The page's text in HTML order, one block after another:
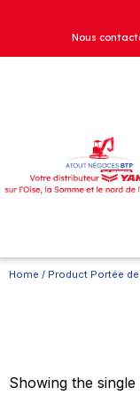
Nous
Home / Product Portée
Showing the